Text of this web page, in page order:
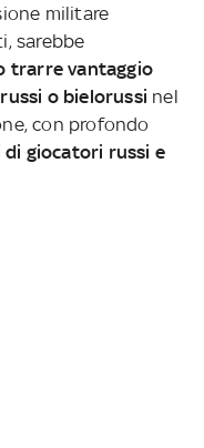
militare
sarebbe
trarre vantaggio
o bielorussi nel
con profondo
giocatori russi e